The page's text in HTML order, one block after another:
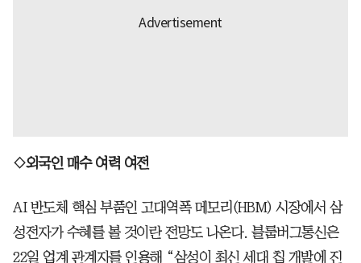
◇외국인 매수 여력 여전
AI 반도체 핵심 부품인 고대역폭 메모리(HBM) 시장에서 삼
성전자가 수혜를 볼 것이란 전망도 나온다. 블룸버그통신은
22일 업계 관계자를 인용해 “삼성이 최신 세대 칩 개발에 진